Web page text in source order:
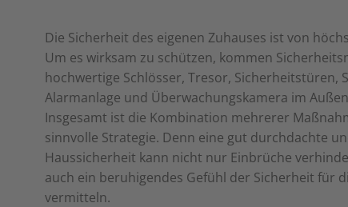
Die Sicherheit des eigenen Zuhauses ist von
Um es wirksam zu schützen, kommen
hochwertige Schlösser, Tresor, Sicherheitstüren,
Alarmanlage und Überwachungskamera im
Insgesamt ist die Kombination mehrerer
sinnvolle Strategie. Denn eine gut durchdachte
Haussicherheit kann nicht nur Einbrüche
auch ein beruhigendes Gefühl der Sicherheit für
vermitteln.